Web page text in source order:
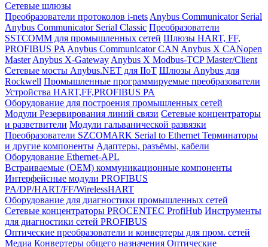
Сетевые шлюзы
Преобразователи протоколов i-nets Anybus Communicator Serial
Anybus Communicator Serial Classic Преобразователи
SSTCOMM для промышленных сетей Шлюзы HART, FF,
PROFIBUS PA Anybus Communicator CAN Anybus X CANopen
Master Anybus X-Gateway Anybus X Modbus-TCP Master/Client
Сетевые мосты Anybus.NET для IIoT Шлюзы Anybus для
Rockwell Промышленные программируемые преобразователи
Устройства HART,FF,PROFIBUS PA
Оборудование для построения промышленных сетей
Модули Резервирования линий связи Сетевые концентраторы
и разветвители Модули гальванической развязки
Преобразователи SZCOMARK Serial to Ethernet Терминаторы
и другие компоненты Адаптеры, разъёмы, кабели
Оборудование Ethernet-APL
Встраиваемые (OEM) коммуникационные компоненты
Интерфейсные модули PROFIBUS
PA/DP/HART/FF/WirelessHART
Оборудование для диагностики промышленных сетей
Сетевые концентраторы PROCENTEC ProfiHub Инструменты
для диагностики сетей PROFIBUS
Оптические преобразователи и конвертеры для пром. сетей
Медиа Конвертеры общего назначения Оптические